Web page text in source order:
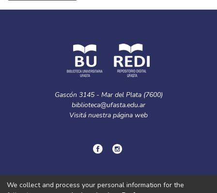
Gascón 3145 - Mar del Plata (7600)
biblioteca@ufasta.edu.ar
Visitá nuestra página web
© Copyright2024.Política de privacidad.
We collect and process your personal information for the